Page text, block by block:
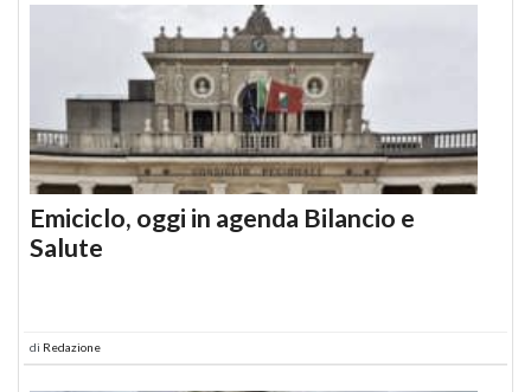
Emiciclo, oggi in agenda Bilancio e
Salute
di Redazione